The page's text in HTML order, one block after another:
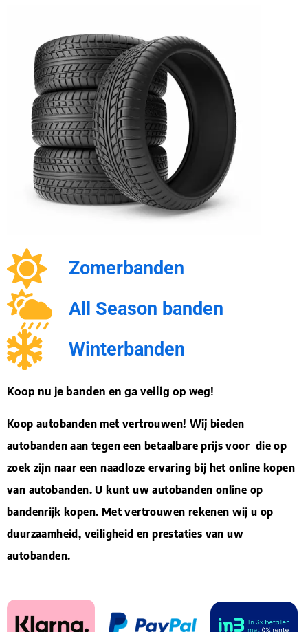
Zomerbanden
All Season banden
Winterbanden
Koop nu je banden en ga veilig op weg!
Koop autobanden met vertrouwen! Wij bieden
autobanden aan tegen een betaalbare prijs voor die op
zoek zijn naar een naadloze ervaring bij het online kopen
van autobanden. U kunt uw autobanden online op
bandenrijk kopen. Met vertrouwen rekenen wij u op
duurzaamheid, veiligheid en prestaties van uw
autobanden.